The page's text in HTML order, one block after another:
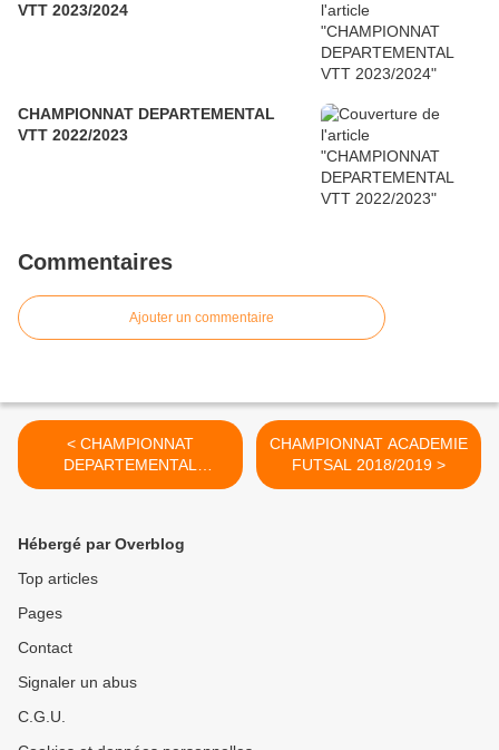
VTT 2023/2024
CHAMPIONNAT DEPARTEMENTAL
VTT 2022/2023
Commentaires
Ajouter un commentaire
< CHAMPIONNAT
DEPARTEMENTAL
ULTIMATE 2018/2019
CHAMPIONNAT ACADEMIE
FUTSAL 2018/2019 >
Hébergé par Overblog
Top articles
Pages
Contact
Signaler un abus
C.G.U.